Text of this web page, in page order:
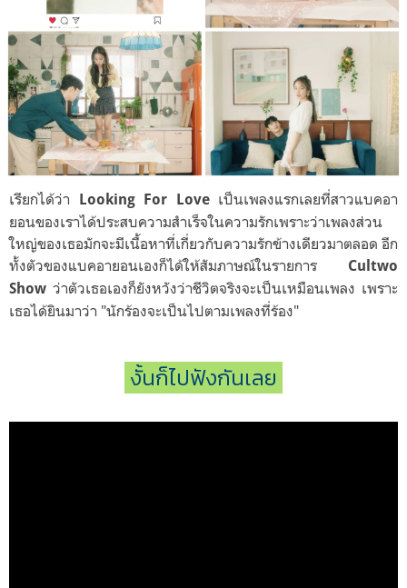
เรียกได้ว่า Looking For Loveเป็นเพลงแรกเลยที่สาวแบคอา
ยอนของเราได้ประสบความสำเร็จในความรักเพราะว่าเพลงส่วน
ใหญ่ของเธอมักจะมีเนื้อหาที่เกี่ยวกับความรักข้างเดียวมาตลอด อีก
ทั้งตัวของแบคอายอนเองก็ได้ให้สัมภาษณ์ในรายการ Cultwo
Show ว่าตัวเธอเองก็ยังหวังว่าชีวิตจริงจะเป็นเหมือนเพลง เพราะ
เธอได้ยินมาว่า "นักร้องจะเป็นไปตามเพลงที่ร้อง"
งั้นก็ไปฟังกันเลย